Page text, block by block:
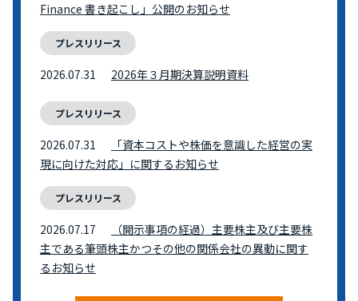
Finance 書き起こし」公開のお知らせ
プレスリリース
2026.07.31 2026年３月期決算説明資料
プレスリリース
2026.07.31
「資本コストや株価を意識した経営の実
現に向けた対応」に関するお知らせ
プレスリリース
2026.07.17
（開示事項の経過）主要株主及び主要株
主である筆頭株主かつその他の関係会社の異動に関す
るお知らせ